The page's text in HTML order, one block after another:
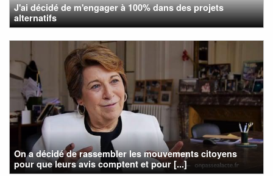
J'ai décidé de m'engager à 100% dans des projets
alternatifs
On a décidé de rassembler les mouvements citoyens
pour que leurs avis comptent et pour [...]